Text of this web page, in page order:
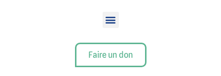
Faire un don